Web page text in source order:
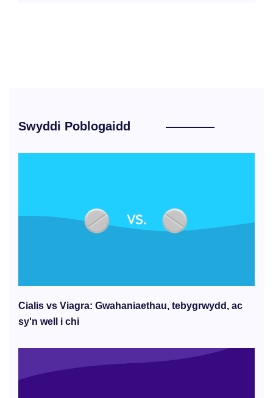
Swyddi Poblogaidd
Cialis vs Viagra: Gwahaniaethau, tebygrwydd, ac
sy'n well i chi